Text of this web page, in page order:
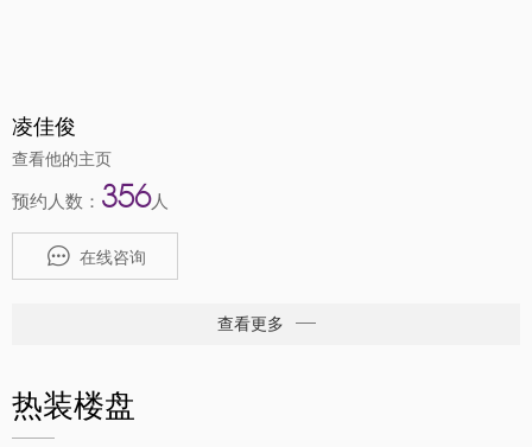
凌佳俊
查看他的主页
预约人数： 356人
在线咨询
查看更多
热装楼盘